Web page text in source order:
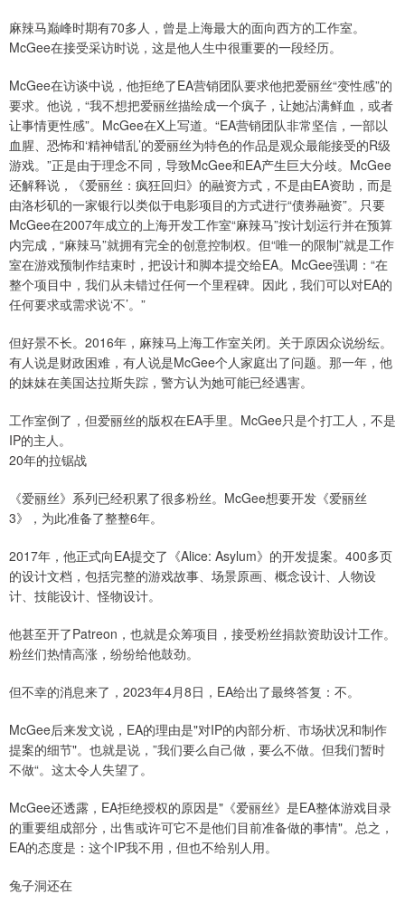
麻辣马巅峰时期有70多人，曾是上海最大的面向西方的工作室。
McGee在接受采访时说，这是他人生中很重要的一段经历。
McGee在访谈中说，他拒绝了EA营销团队要求他把爱丽丝“变性感”的
要求。他说，“我不想把爱丽丝描绘成一个疯子，让她沾满鲜血，或者
让事情更性感”。McGee在X上写道。“EA营销团队非常坚信，一部以
血腥、恐怖和‘精神错乱’的爱丽丝为特色的作品是观众最能接受的R级
游戏。”正是由于理念不同，导致McGee和EA产生巨大分歧。McGee
还解释说，《爱丽丝：疯狂回归》的融资方式，不是由EA资助，而是
由洛杉矶的一家银行以类似于电影项目的方式进行“债券融资”。只要
McGee在2007年成立的上海开发工作室“麻辣马”按计划运行并在预算
内完成，“麻辣马”就拥有完全的创意控制权。但“唯一的限制”就是工作
室在游戏预制作结束时，把设计和脚本提交给EA。McGee强调：“在
整个项目中，我们从未错过任何一个里程碑。因此，我们可以对EA的
任何要求或需求说‘不’。”
但好景不长。2016年，麻辣马上海工作室关闭。关于原因众说纷纭。
有人说是财政困难，有人说是McGee个人家庭出了问题。那一年，他
的妹妹在美国达拉斯失踪，警方认为她可能已经遇害。
工作室倒了，但爱丽丝的版权在EA手里。McGee只是个打工人，不是
IP的主人。
20年的拉锯战
《爱丽丝》系列已经积累了很多粉丝。McGee想要开发《爱丽丝
3》，为此准备了整整6年。
2017年，他正式向EA提交了《Alice: Asylum》的开发提案。400多页
的设计文档，包括完整的游戏故事、场景原画、概念设计、人物设
计、技能设计、怪物设计。
他甚至开了Patreon，也就是众筹项目，接受粉丝捐款资助设计工作。
粉丝们热情高涨，纷纷给他鼓劲。
但不幸的消息来了，2023年4月8日，EA给出了最终答复：不。
McGee后来发文说，EA的理由是"对IP的内部分析、市场状况和制作
提案的细节"。也就是说，”我们要么自己做，要么不做。但我们暂时
不做“。这太令人失望了。
McGee还透露，EA拒绝授权的原因是"《爱丽丝》是EA整体游戏目录
的重要组成部分，出售或许可它不是他们目前准备做的事情"。总之，
EA的态度是：这个IP我不用，但也不给别人用。
兔子洞还在